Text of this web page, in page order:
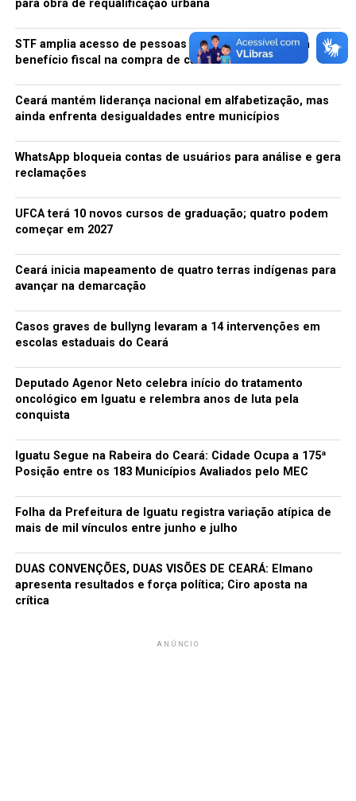
para obra de requalificação urbana
STF amplia acesso de pessoas com autismo nível 1 a
benefício fiscal na compra de carros
Ceará mantém liderança nacional em alfabetização, mas
ainda enfrenta desigualdades entre municípios
WhatsApp bloqueia contas de usuários para análise e gera
reclamações
UFCA terá 10 novos cursos de graduação; quatro podem
começar em 2027
Ceará inicia mapeamento de quatro terras indígenas para
avançar na demarcação
Casos graves de bullyng levaram a 14 intervenções em
escolas estaduais do Ceará
Deputado Agenor Neto celebra início do tratamento
oncológico em Iguatu e relembra anos de luta pela
conquista
Iguatu Segue na Rabeira do Ceará: Cidade Ocupa a 175ª
Posição entre os 183 Municípios Avaliados pelo MEC
Folha da Prefeitura de Iguatu registra variação atípica de
mais de mil vínculos entre junho e julho
DUAS CONVENÇÕES, DUAS VISÕES DE CEARÁ: Elmano
apresenta resultados e força política; Ciro aposta na
crítica
ANÚNCIO